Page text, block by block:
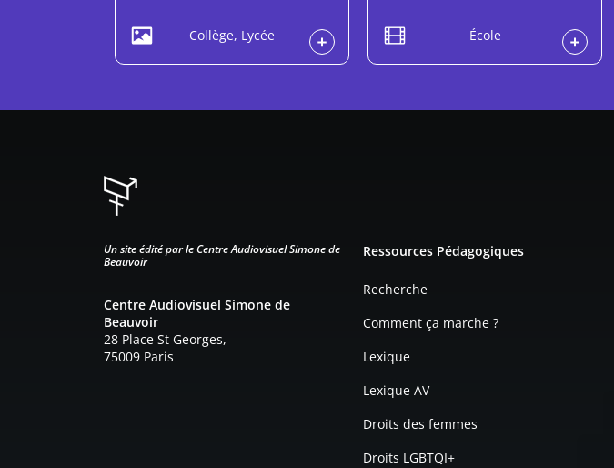
Collège, Lycée École
Un site édité par le Centre Audiovisuel Simone de
Beauvoir
Centre Audiovisuel Simone de
Beauvoir
28 Place St Georges,
75009 Paris
Ressources Pédagogiques
Recherche
Comment ça marche ?
Lexique
Lexique AV
Droits des femmes
Droits LGBTQI+